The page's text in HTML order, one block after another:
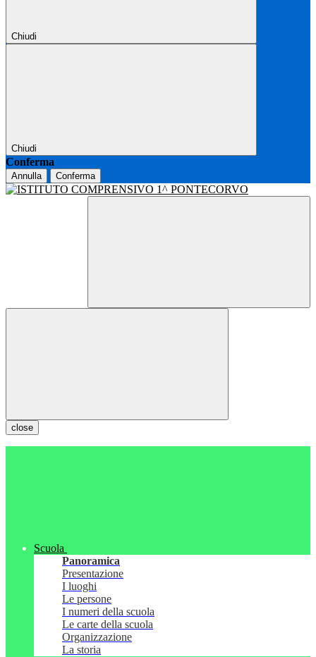
Chiudi
Chiudi
Conferma
Annulla Conferma
close
Scuola
Panoramica
Presentazione
I luoghi
Le persone
I numeri della scuola
Le carte della scuola
Organizzazione
La storia